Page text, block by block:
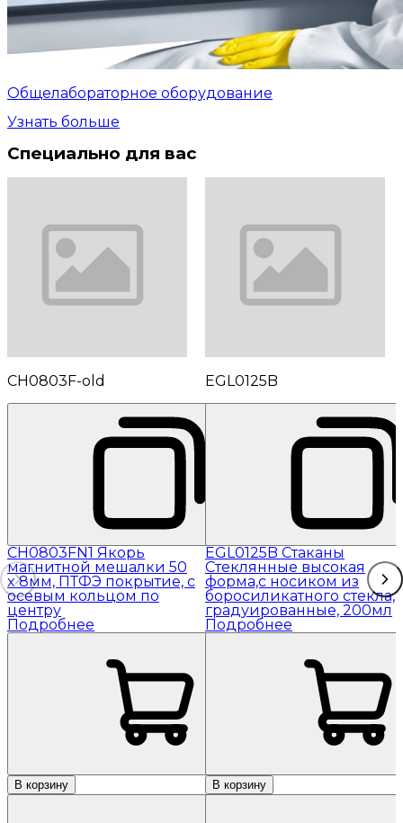
Общелабораторное оборудование
Узнать больше
Специально для вас
CH0803F-old
CH0803FN1 Якорь
магнитной мешалки 50
x 8мм, ПТФЭ покрытие, с
осевым кольцом по
центру
Подробнее
В корзину
EGL0125B
EGL0125B Стаканы
Стеклянные высокая
форма,с носиком из
боросиликатного стекла,
градуированные, 200мл
Подробнее
В корзину